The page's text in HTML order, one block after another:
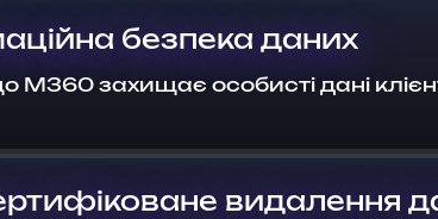
безпека даних
M360 захищає особисті дані
видалення